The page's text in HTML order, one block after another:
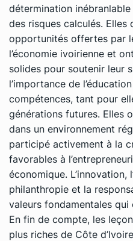
détermination
des risques calculés.
opportunités offertes par
l’économie ivoirienne et
solides pour soutenir leur
l’importance de
compétences, tant pour
générations futures. Elles
dans un environnement
participé activement à la
favorables à
économique. L’innovation,
philanthropie et la
valeurs fondamentales
En fin de compte, les
plus riches de Côte